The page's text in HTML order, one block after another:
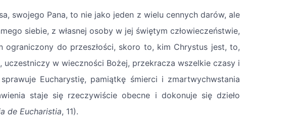
swojego Pana, to nie jako jeden z wielu cennych darów, ale
siebie, z własnej osoby w jej świętym człowieczeństwie,
ograniczony do przeszłości, skoro to, kim Chrystus jest, to,
uczestniczy w wieczności Bożej, przekracza wszelkie czasy i
Eucharystię, pamiątkę śmierci i zmartwychwstania
staje się rzeczywiście obecne i dokonuje się dzieło
de Eucharistia, 11).